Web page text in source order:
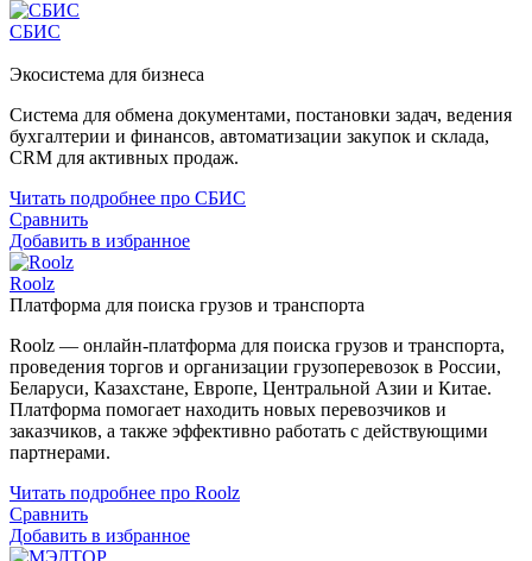
СБИС
Экосистема для бизнеса
Система для обмена документами, постановки задач, ведения
бухгалтерии и финансов, автоматизации закупок и склада,
CRM для активных продаж.
Читать подробнее про СБИС
Сравнить
Добавить в избранное
Roolz
Платформа для поиска грузов и транспорта
Roolz — онлайн-платформа для поиска грузов и транспорта,
проведения торгов и организации грузоперевозок в России,
Беларуси, Казахстане, Европе, Центральной Азии и Китае.
Платформа помогает находить новых перевозчиков и
заказчиков, а также эффективно работать с действующими
партнерами.
Читать подробнее про Roolz
Сравнить
Добавить в избранное